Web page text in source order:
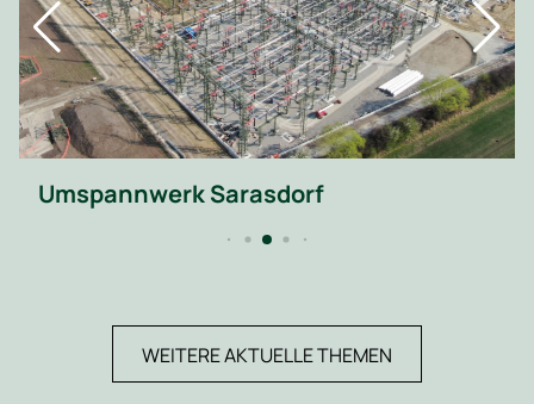
Umspannwerk Sarasdorf
WEITERE AKTUELLE THEMEN